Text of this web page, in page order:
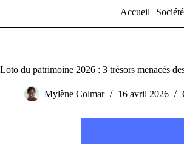
Accueil Société
Loto du patrimoine 2026 : 3 trésors menacés
Mylène Colmar 16 avril 2026